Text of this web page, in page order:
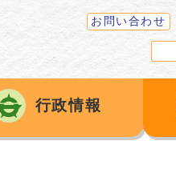
お問い合わせ
行政情報